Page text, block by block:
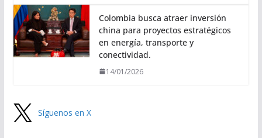
Colombia busca atraer inversión
china para proyectos estratégicos
en energía, transporte y
conectividad.
14/01/2026
Síguenos en X